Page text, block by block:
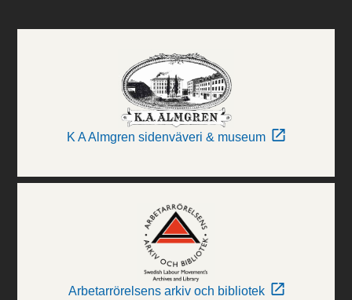
K A Almgren sidenväveri & museum
Arbetarrörelsens arkiv och bibliotek